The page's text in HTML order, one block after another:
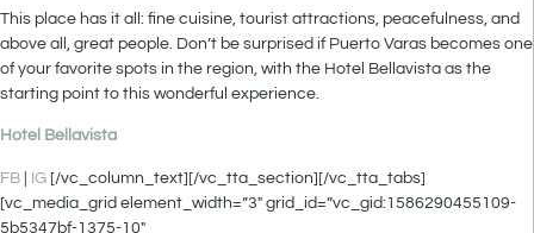
This place has it all: fine cuisine, tourist attractions, peacefulness, and
above all, great people. Don’t be surprised if Puerto Varas becomes one
of your favorite spots in the region, with the Hotel Bellavista as the
starting point to this wonderful experience.
Hotel Bellavista
FB IG [/vc_column_text][/vc_tta_section][/vc_tta_tabs]
[vc_media_grid element_width=”3″ grid_id=”vc_gid:1586290455109-
5b5347bf-1375-10″